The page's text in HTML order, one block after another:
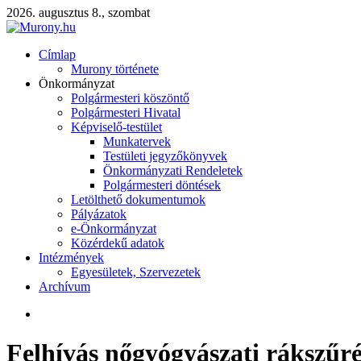
2026. augusztus 8., szombat
Címlap
Murony története
Önkormányzat
Polgármesteri köszöntő
Polgármesteri Hivatal
Képviselő-testület
Munkatervek
Testületi jegyzőkönyvek
Önkormányzati Rendeletek
Polgármesteri döntések
Letölthető dokumentumok
Pályázatok
e-Önkormányzat
Közérdekű adatok
Intézmények
Egyesületek, Szervezetek
Archívum
Felhívás nőgyógyászati